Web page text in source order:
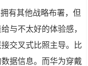
有其他战略布署，但
与不太好的体验感，
交叉式比照主导。比
据信息。而华为穿戴